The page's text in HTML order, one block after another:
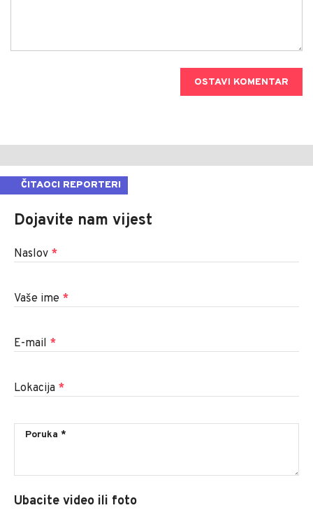
OSTAVI KOMENTAR
ČITAOCI REPORTERI
Dojavite nam vijest
Naslov *
Vaše ime *
E-mail *
Lokacija *
Ubacite video ili foto